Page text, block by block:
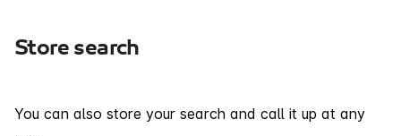
Store search
You can also store your search and call it up at any